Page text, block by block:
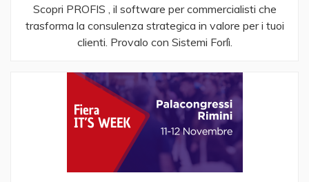
Scopri PROFIS , il software per commercialisti che
trasforma la consulenza strategica in valore per i tuoi
clienti. Provalo con Sistemi Forlì.